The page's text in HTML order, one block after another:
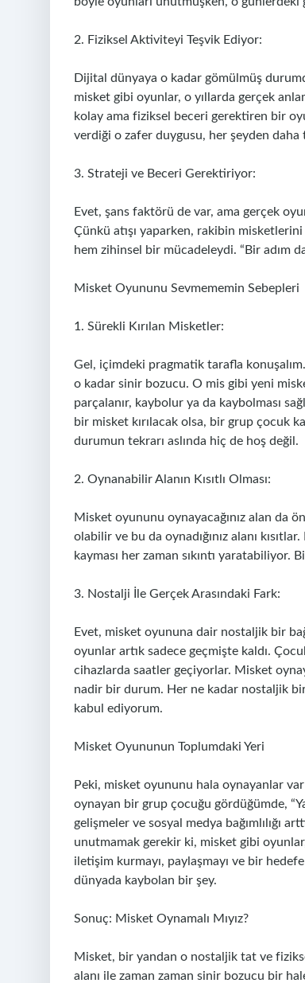
2. Fiziksel Aktiviteyi Teşvik Ediyor:
Dijital dünyaya o kadar gömülmüş
misket gibi oyunlar, o yıllarda gerçek
kolay ama fiziksel beceri gerektiren bir
verdiği o zafer duygusu, her şeyden daha
3. Strateji ve Beceri Gerektiriyor:
Evet, şans faktörü de var, ama gerçek
Çünkü atışı yaparken, rakibin misketlerini
hem zihinsel bir mücadeleydi. “Bir adım
Misket Oyununu Sevmememin Sebepleri
1. Sürekli Kırılan Misketler:
Gel, içimdeki pragmatik tarafla
o kadar sinir bozucu. O mis gibi yeni
parçalanır, kaybolur ya da kaybolması
bir misket kırılacak olsa, bir grup çocuk
durumun tekrarı aslında hiç de hoş değil.
2. Oynanabilir Alanın Kısıtlı Olması:
Misket oyununu oynayacağınız alan da
olabilir ve bu da oynadığınız alanı
kayması her zaman sıkıntı
3. Nostalji İle Gerçek Arasındaki Fark:
Evet, misket oyununa dair nostaljik bir
oyunlar artık sadece geçmişte kaldı.
cihazlarda saatler geçiyorlar. Misket
nadir bir durum. Her ne kadar nostaljik bir
kabul ediyorum.
Misket Oyununun Toplumdaki Yeri
Peki, misket oyununu hala oynayanlar
oynayan bir grup çocuğu gördüğümde,
gelişmeler ve sosyal medya bağımlılığı
unutmamak gerekir ki, misket gibi
iletişim kurmayı, paylaşmayı ve bir
dünyada kaybolan bir şey.
Sonuç: Misket Oynamalı Mıyız?
Misket, bir yandan o nostaljik tat ve
alanı ile zaman zaman sinir bozucu bir